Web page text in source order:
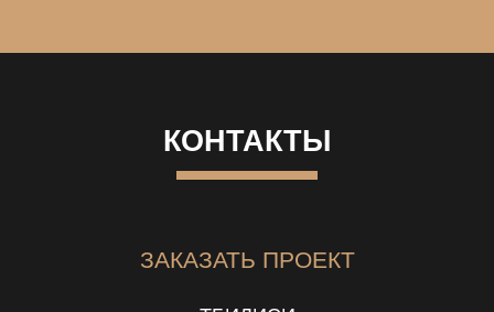
КОНТАКТЫ
ЗАКАЗАТЬ ПРОЕКТ